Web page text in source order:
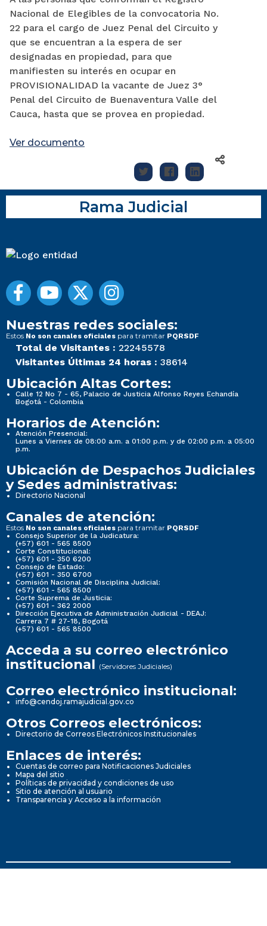
Nacional de Elegibles de la convocatoria No.
22 para el cargo de Juez Penal del Circuito y
que se encuentran a la espera de ser
designadas en propiedad, para que
manifiesten su interés en ocupar en
PROVISIONALIDAD la vacante de Juez 3°
Penal del Circuito de Buenaventura Valle del
Cauca, hasta que se provea en propiedad.
Ver documento
Rama Judicial
Nuestras redes sociales:
Estos No son canales oficiales para tramitar PQRSDF
Total de Visitantes : 22245578
Visitantes Últimas 24 horas : 38614
Ubicación Altas Cortes:
Calle 12 No 7 - 65, Palacio de Justicia Alfonso Reyes Echandía
Bogotá - Colombia
Horarios de Atención:
Atención Presencial:
Lunes a Viernes de 08:00 a.m. a 01:00 p.m. y de 02:00 p.m. a 05:00
p.m.
Ubicación de Despachos Judiciales
y Sedes administrativas:
Directorio Nacional
Canales de atención:
Estos No son canales oficiales para tramitar PQRSDF
Consejo Superior de la Judicatura:
(+57) 601 - 565 8500
Corte Constitucional:
(+57) 601 - 350 6200
Consejo de Estado:
(+57) 601 - 350 6700
Comisión Nacional de Disciplina Judicial:
(+57) 601 - 565 8500
Corte Suprema de Justicia:
(+57) 601 - 362 2000
Dirección Ejecutiva de Administración Judicial - DEAJ:
Carrera 7 # 27-18, Bogotá
(+57) 601 - 565 8500
Acceda a su correo electrónico
institucional (Servidores Judiciales)
Correo electrónico institucional:
info@cendoj.ramajudicial.gov.co
Otros Correos electrónicos:
Directorio de Correos Electrónicos Institucionales
Enlaces de interés:
Cuentas de correo para Notificaciones Judiciales
Mapa del sitio
Políticas de privacidad y condiciones de uso
Sitio de atención al usuario
Transparencia y Acceso a la información